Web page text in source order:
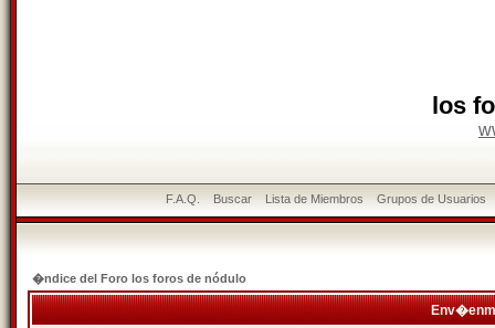
los
F.A.Q. Buscar Lista de Miembros Grupos de Usuarios
�ndice del Foro los foros de nódulo